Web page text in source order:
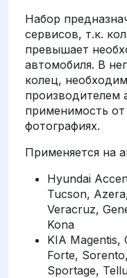
Набор
сервисов, т.к.
превышает
автомобиля. В
колец,
производителем
применимость от
фотографиях.
Применяется на
Hyundai
Tucson,
Veracruz,
Kona
KIA Magentis,
Forte,
Sportage,